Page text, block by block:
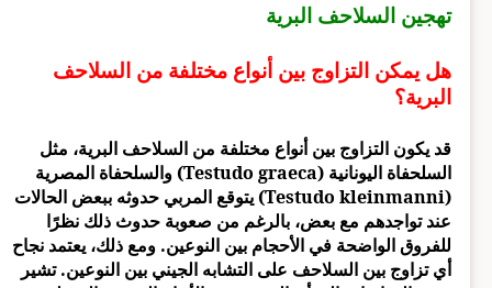
تهجين السلاحف البرية
هل يمكن التزاوج بين أنواع مختلفة من السلاحف
البرية؟
قد يكون التزاوج بين أنواع مختلفة من السلاحف البرية، مثل
السلحفاة اليونانية (Testudo graeca) والسلحفاة المصرية
(Testudo kleinmanni) يتوقع المربي حدوثه ببعض الحالات
عند تواجدهم مع بعض، بالرغم من صعوبة حدوث ذلك نظرًا
للفروق الواضحة في الأحجام بين النوعين. ومع ذلك، يعتمد نجاح
أي تزاوج بين السلاحف على التشابه الجيني بين النوعين. تشير